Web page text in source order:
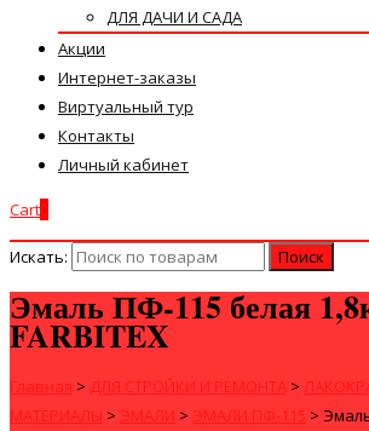
ДЛЯ ДАЧИ И САДА
Акции
Интернет-заказы
Виртуальный тур
Контакты
Личный кабинет
Cart
Искать:
Эмаль ПФ-115 белая
FARBITEX
Главная > ДЛЯ СТРОЙКИ И РЕМОНТА >
МАТЕРИАЛЫ > ЭМАЛИ > ЭМАЛИ ПФ-115 >